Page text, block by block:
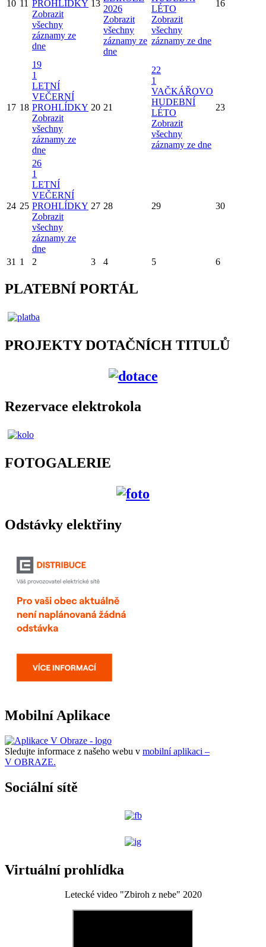
10 11 PROHLÍDKY
Zobrazit
všechny
záznamy ze
dne
13
2026
Zobrazit
všechny
záznamy ze
dne
LÉTO
Zobrazit
všechny
záznamy ze dne
16
17 18
19
1
LETNÍ
VEČERNÍ
PROHLÍDKY
Zobrazit
všechny
záznamy ze
dne
20 21
22
1
VAČKÁŘOVO
HUDEBNÍ
LÉTO
Zobrazit
všechny
záznamy ze dne
23
24 25
26
1
LETNÍ
VEČERNÍ
PROHLÍDKY
Zobrazit
všechny
záznamy ze
dne
27 28 29 30
31 1 2 3 4 5 6
PLATEBNÍ PORTÁL
PROJEKTY DOTAČNÍCH TITULŮ
Rezervace elektrokola
FOTOGALERIE
Odstávky elektřiny
Mobilní Aplikace
Sledujte informace z našeho webu v mobilní aplikaci –
V OBRAZE.
Sociální sítě
Virtuální prohlídka
Letecké video "Zbiroh z nebe" 2020